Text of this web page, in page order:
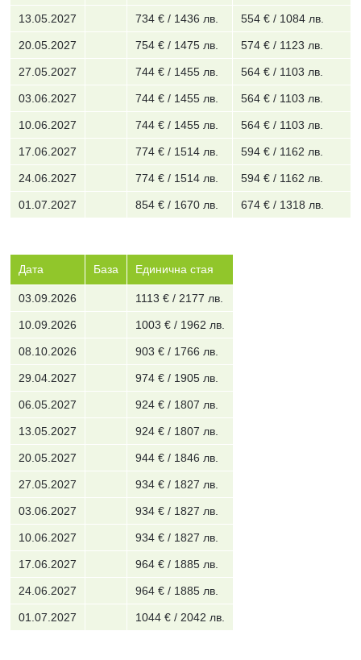
13.05.2027 734 € / 1436 лв. 554 € / 1084 лв.
20.05.2027 754 € / 1475 лв. 574 € / 1123 лв.
27.05.2027 744 € / 1455 лв. 564 € / 1103 лв.
03.06.2027 744 € / 1455 лв. 564 € / 1103 лв.
10.06.2027 744 € / 1455 лв. 564 € / 1103 лв.
17.06.2027 774 € / 1514 лв. 594 € / 1162 лв.
24.06.2027 774 € / 1514 лв. 594 € / 1162 лв.
01.07.2027 854 € / 1670 лв. 674 € / 1318 лв.
Дата База Единична стая
03.09.2026 1113 € / 2177 лв.
10.09.2026 1003 € / 1962 лв.
08.10.2026 903 € / 1766 лв.
29.04.2027 974 € / 1905 лв.
06.05.2027 924 € / 1807 лв.
13.05.2027 924 € / 1807 лв.
20.05.2027 944 € / 1846 лв.
27.05.2027 934 € / 1827 лв.
03.06.2027 934 € / 1827 лв.
10.06.2027 934 € / 1827 лв.
17.06.2027 964 € / 1885 лв.
24.06.2027 964 € / 1885 лв.
01.07.2027 1044 € / 2042 лв.